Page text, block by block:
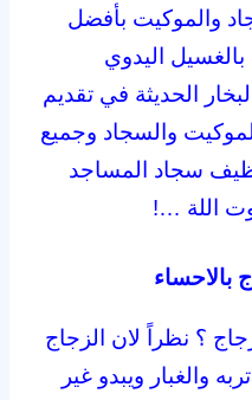
والموكيت بأفضل
اليدوي
الحديثة في تقديم
والسجاد وجميع
سجاد المساجد
اللة …!
بالاحساء
؟ نظراً لان الزجاج
والغبار ويبدو غير